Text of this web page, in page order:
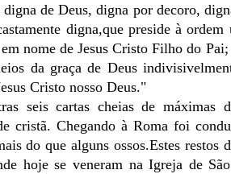
de Deus, digna por decoro,
digna,que preside à
nome de Jesus Cristo Filho do
da graça de Deus
Cristo nosso Deus."
seis cartas cheias de
cristã. Chegando à Roma foi
do que alguns ossos.Estes
hoje se veneram na Igreja de